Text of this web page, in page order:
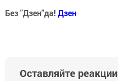
Без "Дзен"да!Дзен
Оставляйте реакции